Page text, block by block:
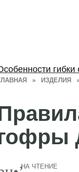
» ИЗДЕЛИЯ
НА ЧТЕНИЕ